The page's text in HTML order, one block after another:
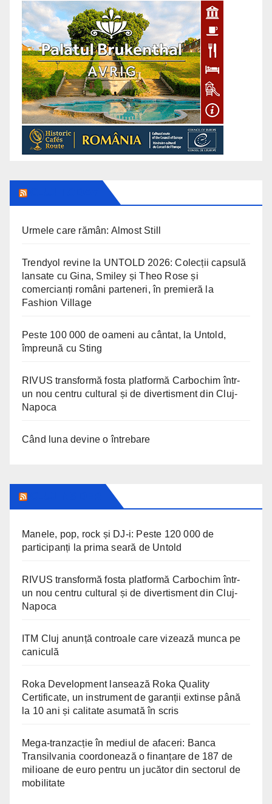
Urmele care rămân: Almost Still
Trendyol revine la UNTOLD 2026: Colecții capsulă
lansate cu Gina, Smiley și Theo Rose și
comercianți români parteneri, în premieră la
Fashion Village
Peste 100 000 de oameni au cântat, la Untold,
împreună cu Sting
RIVUS transformă fosta platformă Carbochim într-
un nou centru cultural și de divertisment din Cluj-
Napoca
Când luna devine o întrebare
Manele, pop, rock și DJ-i: Peste 120 000 de
participanți la prima seară de Untold
RIVUS transformă fosta platformă Carbochim într-
un nou centru cultural și de divertisment din Cluj-
Napoca
ITM Cluj anunță controale care vizează munca pe
caniculă
Roka Development lansează Roka Quality
Certificate, un instrument de garanții extinse până
la 10 ani și calitate asumată în scris
Mega-tranzacție în mediul de afaceri: Banca
Transilvania coordonează o finanțare de 187 de
milioane de euro pentru un jucător din sectorul de
mobilitate